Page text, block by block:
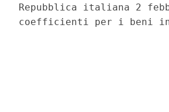
Repubblica italiana 2